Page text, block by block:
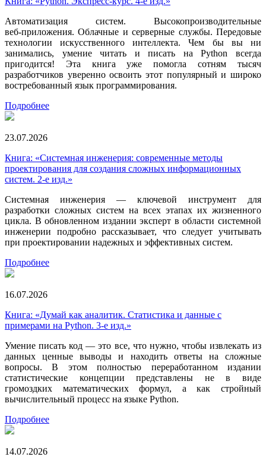
Автоматизация систем. Высокопроизводительные
веб‑приложения. Облачные и серверные службы. Передовые
технологии искусственного интеллекта. Чем бы вы ни
занимались, умение читать и писать на Python всегда
пригодится! Эта книга уже помогла сотням тысяч
разработчиков уверенно освоить этот популярный и широко
востребованный язык программирования.
Подробнее
23.07.2026
Книга: «Системная инженерия: современные методы
проектирования для создания сложных информационных
систем. 2-е изд.»
Системная инженерия — ключевой инструмент для
разработки сложных систем на всех этапах их жизненного
цикла. В обновленном издании эксперт в области системной
инженерии подробно рассказывает, что следует учитывать
при проектировании надежных и эффективных систем.
Подробнее
16.07.2026
Книга: «Думай как аналитик. Статистика и данные с
примерами на Python. 3-е изд.»
Умение писать код — это все, что нужно, чтобы извлекать из
данных ценные выводы и находить ответы на сложные
вопросы. В этом полностью переработанном издании
статистические концепции представлены не в виде
громоздких математических формул, а как стройный
вычислительный процесс на языке Python.
Подробнее
14.07.2026